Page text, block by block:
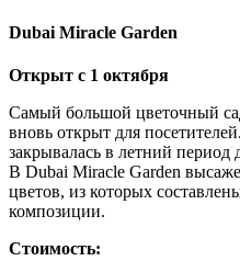
Dubai Miracle Garden
Открыт с 1 октября
Самый большой цветочный
вновь открыт для
закрывалась в летний
В Dubai Miracle Garden
цветов, из которых
композиции.
Стоимость: